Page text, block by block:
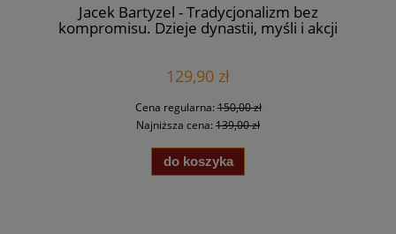
Jacek Bartyzel - Tradycjonalizm bez
kompromisu. Dzieje dynastii, myśli i akcji
karlistowskiej w Hiszpanii 1833-1936
129,90 zł
Cena regularna:150,00 zł
Najniższa cena: 139,00 zł
do koszyka